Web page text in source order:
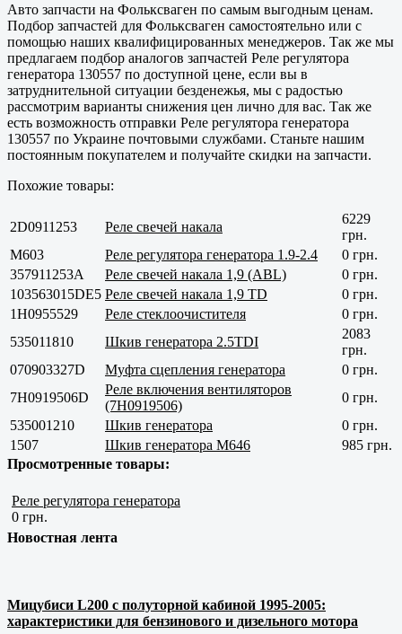
Авто запчасти на Фольксваген по самым выгодным ценам.
Подбор запчастей для Фольксваген самостоятельно или с
помощью наших квалифицированных менеджеров. Так же мы
предлагаем подбор аналогов запчастей Реле регулятора
генератора 130557 по доступной цене, если вы в
затруднительной ситуации безденежья, мы с радостью
рассмотрим варианты снижения цен лично для вас. Так же
есть возможность отправки Реле регулятора генератора
130557 по Украине почтовыми службами. Станьте нашим
постоянным покупателем и получайте скидки на запчасти.
Похожие товары:
2D0911253 Реле свечей накала
6229
грн.
M603
Реле регулятора генератора 1.9-2.4
0 грн.
357911253A
Реле свечей накала 1,9 (ABL)
0 грн.
103563015DE5 Реле свечей накала 1,9 TD
0 грн.
1H0955529
Реле стеклоочистителя
0 грн.
535011810
Шкив генератора 2.5TDI
2083
грн.
070903327D
Муфта сцепления генератора
0 грн.
7H0919506D
Реле включения вентиляторов
(7H0919506)
0 грн.
535001210
Шкив генератора
0 грн.
1507
Шкив генератора М646
985 грн.
Просмотренные товары:
Реле регулятора генератора
0 грн.
Новостная лента
Мицубиси L200 с полуторной кабиной 1995-2005:
характеристики для бензинового и дизельного мотора